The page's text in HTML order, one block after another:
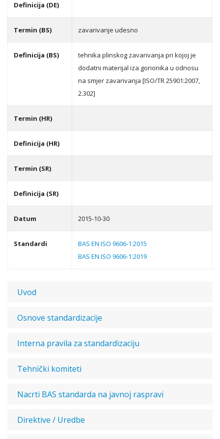
Definicija (DE)
Termin (BS) zavarivanje udesno
Definicija (BS)
tehnika plinskog zavarivanja pri kojoj je
dodatni materijal iza gorionika u odnosu
na smjer zavarivanja [ISO/TR 25901:2007,
2.302]
Termin (HR)
Definicija (HR)
Termin (SR)
Definicija (SR)
Datum 2015-10-30
Standardi
BAS EN ISO 9606-1:2015
BAS EN ISO 9606-1:2019
Uvod
Osnove standardizacije
Interna pravila za standardizaciju
Tehnički komiteti
Nacrti BAS standarda na javnoj raspravi
Direktive / Uredbe